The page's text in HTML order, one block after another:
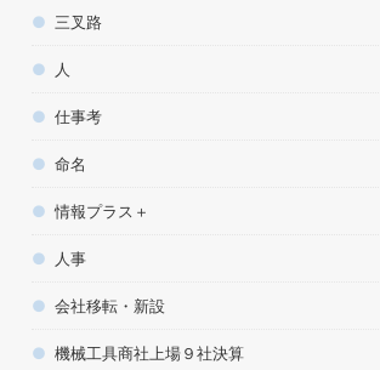
三叉路
人
仕事考
命名
情報プラス＋
人事
会社移転・新設
機械工具商社上場９社決算